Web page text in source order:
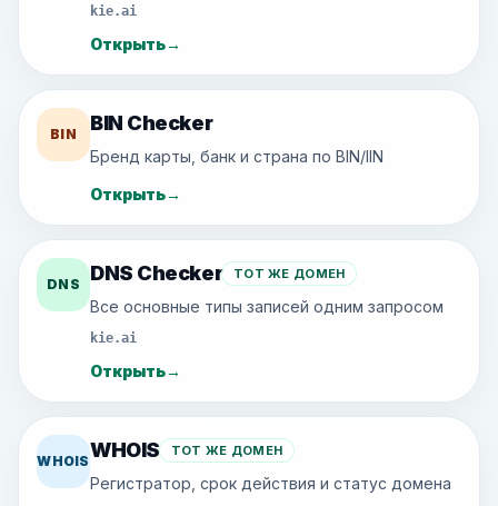
kie.ai
Открыть→
BIN BIN Checker
Бренд карты, банк и страна по BIN/IIN
Открыть→
DNS DNS Checker ТОТ ЖЕ ДОМЕН
Все основные типы записей одним запросом
kie.ai
Открыть→
WHOISWHOIS ТОТ ЖЕ ДОМЕН
Регистратор, срок действия и статус домена